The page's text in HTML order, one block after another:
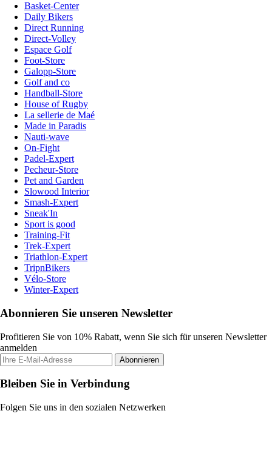
Basket-Center
Daily Bikers
Direct Running
Direct-Volley
Espace Golf
Foot-Store
Galopp-Store
Golf and co
Handball-Store
House of Rugby
La sellerie de Maé
Made in Paradis
Nauti-wave
On-Fight
Padel-Expert
Pecheur-Store
Pet and Garden
Slowood Interior
Smash-Expert
Sneak'In
Sport is good
Training-Fit
Trek-Expert
Triathlon-Expert
TripnBikers
Vélo-Store
Winter-Expert
Abonnieren Sie unseren Newsletter
Profitieren Sie von 10% Rabatt, wenn Sie sich für unseren Newsletter
anmelden
Abonnieren
Bleiben Sie in Verbindung
Folgen Sie uns in den sozialen Netzwerken